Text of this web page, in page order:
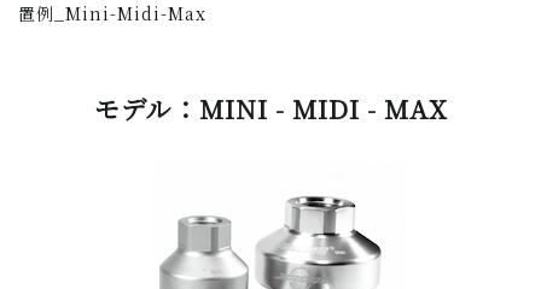
置例_Mini-Midi-Max
モデル：MINI - MIDI - MAX